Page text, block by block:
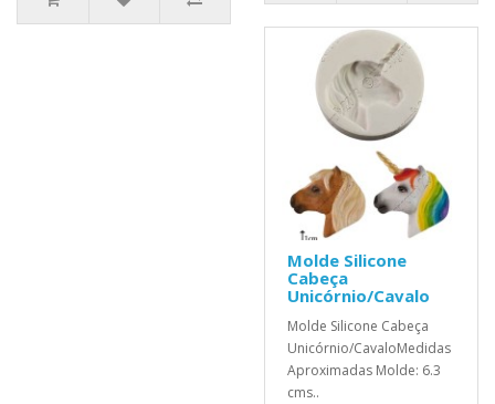
Molde Silicone
Cabeça
Unicórnio/Cavalo
Molde Silicone Cabeça
Unicórnio/CavaloMedidas
Aproximadas Molde: 6.3
cms..